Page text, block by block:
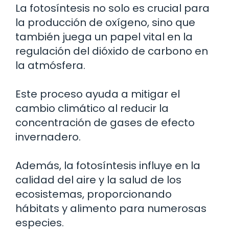
La fotosíntesis no solo es crucial para
la producción de oxígeno, sino que
también juega un papel vital en la
regulación del dióxido de carbono en
la atmósfera.
Este proceso ayuda a mitigar el
cambio climático al reducir la
concentración de gases de efecto
invernadero.
Además, la fotosíntesis influye en la
calidad del aire y la salud de los
ecosistemas, proporcionando
hábitats y alimento para numerosas
especies.